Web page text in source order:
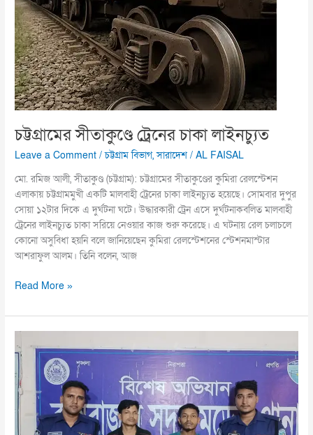
চট্টগ্রামের সীতাকুণ্ডে ট্রেনের চাকা লাইনচ্যুত
Leave a Comment /চট্টগ্রাম বিভাগ,সারাদেশ /AL FAISAL
মো. রমিজ আলী, সীতাকুণ্ড (চট্টগ্রাম): চট্টগ্রামের সীতাকুণ্ডের কুমিরা রেলস্টেশন
এলাকায় চট্টগ্রামমুখী একটি মালবাহী ট্রেনের চাকা লাইনচ্যুত হয়েছে। সোমবার দুপুর
সোয়া ১২টার দিকে এ দুর্ঘটনা ঘটে। উদ্ধারকারী ট্রেন এসে দুর্ঘটনাকবলিত মালবাহী
ট্রেনের লাইনচ্যুত চাকা সরিয়ে নেওয়ার কাজ শুরু করেছে। এ ঘটনায় রেল চলাচলে
কোনো অসুবিধা হয়নি বলে জানিয়েছেন কুমিরা রেলস্টেশনের স্টেশনমাস্টার
আশরাফুল আলম। তিনি বলেন, আজ
লাইনচ্যুত
Read More »
প্রতিষ্ঠাবার্ষিকী
উদযাপন:
কক্সবাজারে
দুইজন
গ্রেফতার